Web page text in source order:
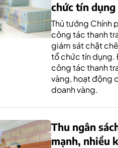
chức tín dụng
Thủ tướng Chính
công tác thanh
giám sát chặt
tổ chức tín dụng.
công tác thanh
vàng, hoạt động
doanh vàng.
Thu ngân
mạnh, nhiều